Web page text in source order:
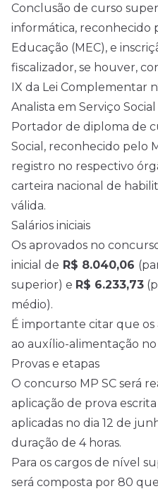
Conclusão de curso
informática, reconhecido
Educação (MEC), e
fiscalizador, se houver,
IX da Lei Complementar
Analista em Serviço Social
Portador de diploma de
Social, reconhecido pelo
registro no respectivo
carteira nacional de
válida.
Salários iniciais
Os aprovados no
inicial de R$ 8.040,06
superior) e R$ 6.233,73
médio).
É importante citar que os
ao auxílio-alimentação
Provas e etapas
O concurso MP SC será
aplicação de prova
aplicadas no dia 12 de
duração de 4 horas.
Para os cargos de nível
será composta por 80